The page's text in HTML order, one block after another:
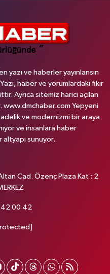
yazı ve haberler yayınlansın
haber ve yorumlardaki fikir
Ayrıca sitemiz harici açılan
www.dmchaber.com Yepyeni
ve modernizmi bir araya
ve insanlara haber
sunuyor.
Cad. Özenç Plaza Kat : 2
00 42